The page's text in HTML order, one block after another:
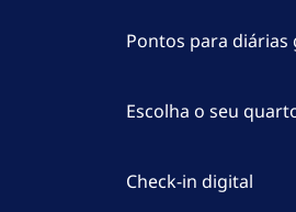
Pontos para diárias
Escolha o seu
Check-in digital